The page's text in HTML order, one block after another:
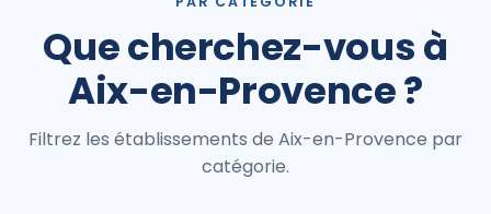
Que cherchez-vous à
Aix-en-Provence ?
Filtrez les établissements de Aix-en-Provence par
catégorie.